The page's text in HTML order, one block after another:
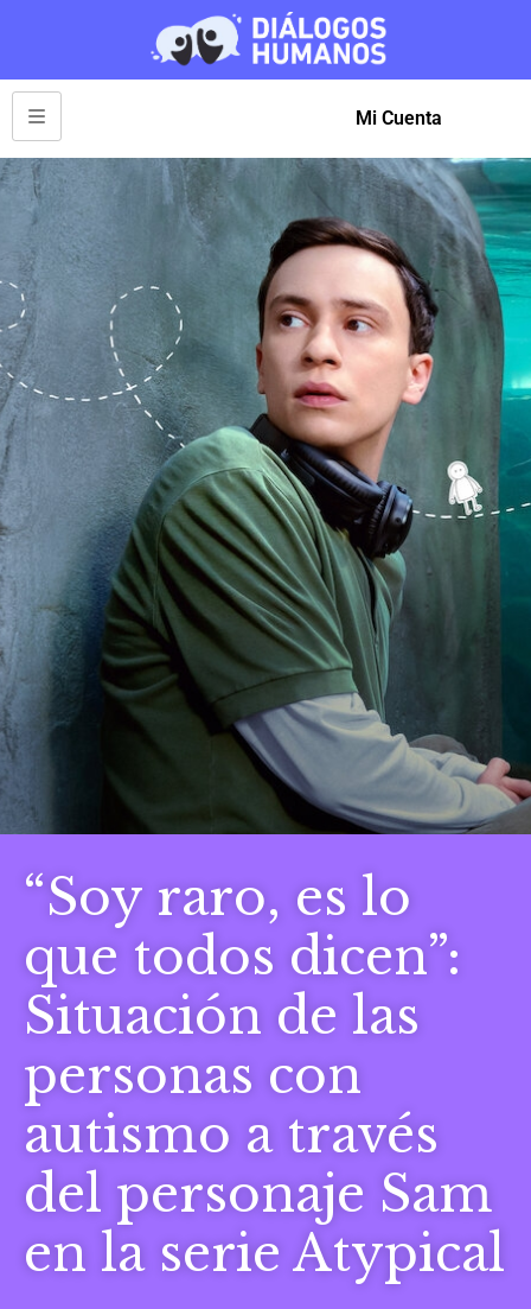
Mi Cuenta
“Soy raro, es lo
que todos dicen”:
Situación de las
personas con
autismo a través
del personaje Sam
en la serie Atypical